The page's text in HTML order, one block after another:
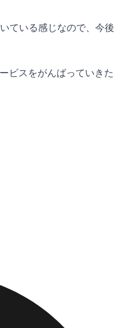
ている感じなので、今後
ビスをがんばっていきた